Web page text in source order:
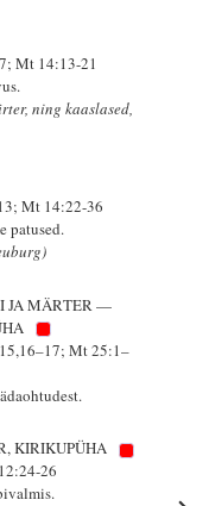
Mt 14:13-21
ning kaaslased,
Mt 14:22-36
patused.
JA MÄRTER —
Mt 25:1–
KIRIKUPÜHA
26